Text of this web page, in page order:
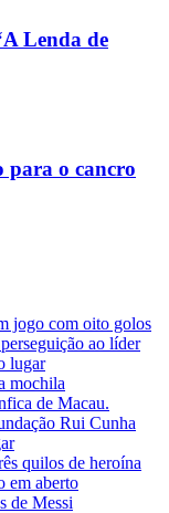
Lenda de
para o cancro
jogo com oito golos
ao líder
lugar
mochila
de Macau.
Rui Cunha
quilos de heroína
em aberto
de Messi